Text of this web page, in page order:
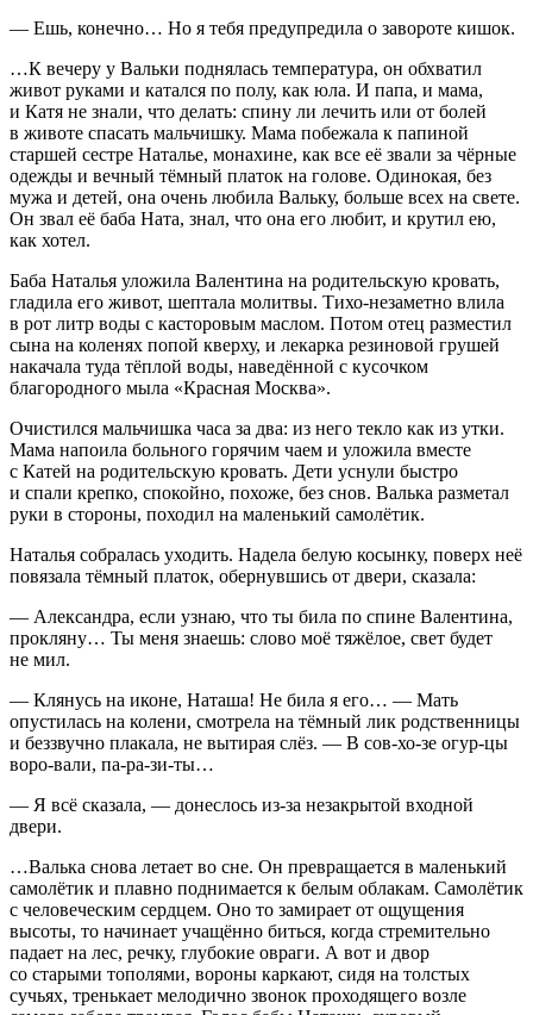
— Ешь, конечно… Но я тебя предупредила о завороте кишок.
…К вечеру у Вальки поднялась температура, он обхватил
живот руками и катался по полу, как юла. И папа, и мама,
и Катя не знали, что делать: спину ли лечить или от болей
в животе спасать мальчишку. Мама побежала к папиной
старшей сестре Наталье, монахине, как все её звали за чёрные
одежды и вечный тёмный платок на голове. Одинокая, без
мужа и детей, она очень любила Вальку, больше всех на свете.
Он звал её баба Ната, знал, что она его любит, и крутил ею,
как хотел.
Баба Наталья уложила Валентина на родительскую кровать,
гладила его живот, шептала молитвы. Тихо-незаметно влила
в рот литр воды с касторовым маслом. Потом отец разместил
сына на коленях попой кверху, и лекарка резиновой грушей
накачала туда тёплой воды, наведённой с кусочком
благородного мыла «Красная Москва».
Очистился мальчишка часа за два: из него текло как из утки.
Мама напоила больного горячим чаем и уложила вместе
с Катей на родительскую кровать. Дети уснули быстро
и спали крепко, спокойно, похоже, без снов. Валька разметал
руки в стороны, походил на маленький самолётик.
Наталья собралась уходить. Надела белую косынку, поверх неё
повязала тёмный платок, обернувшись от двери, сказала:
— Александра, если узнаю, что ты била по спине Валентина,
прокляну… Ты меня знаешь: слово моё тяжёлое, свет будет
не мил.
— Клянусь на иконе, Наташа! Не била я его… — Мать
опустилась на колени, смотрела на тёмный лик родственницы
и беззвучно плакала, не вытирая слёз. — В сов-хо-зе огур-цы
воро-вали, па-ра-зи-ты…
— Я всё сказала, — донеслось из-за незакрытой входной
двери.
…Валька снова летает во сне. Он превращается в маленький
самолётик и плавно поднимается к белым облакам. Самолётик
с человеческим сердцем. Оно то замирает от ощущения
высоты, то начинает учащённо биться, когда стремительно
падает на лес, речку, глубокие овраги. А вот и двор
со старыми тополями, вороны каркают, сидя на толстых
сучьях, тренькает мелодично звонок проходящего возле